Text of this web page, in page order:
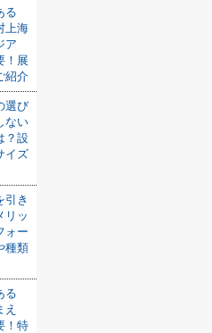
る
上海
ア
！展
紹介
選び
ない
？設
イズ
引き
リッ
ォー
種類
る
え
！特